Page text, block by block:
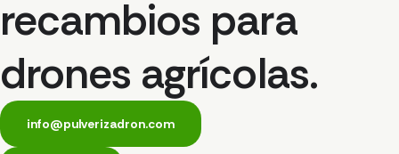
recambios para
drones agrícolas.
info@pulverizadron.com